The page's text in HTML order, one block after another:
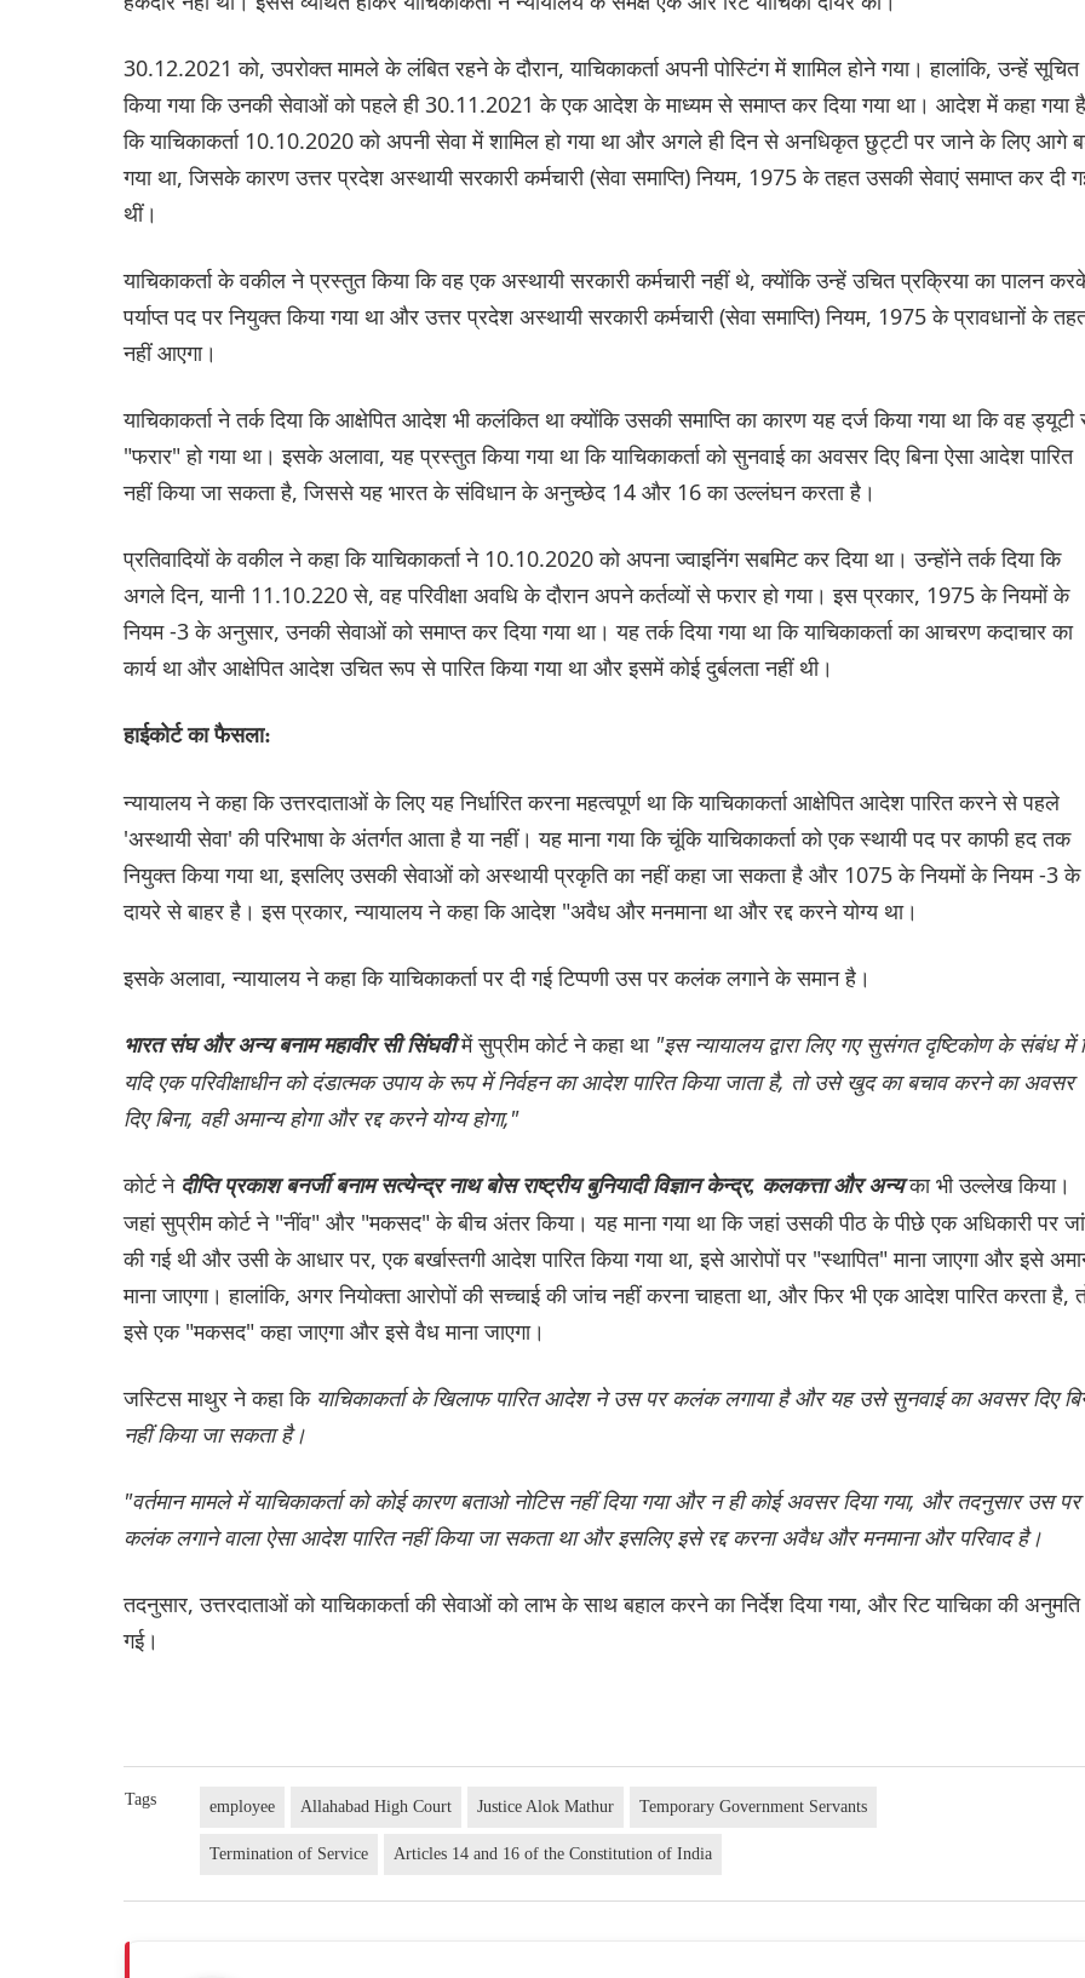
30.12.2021 को, उपरोक्त मामले के लंबित रहने के दौरान, याचिकाकर्ता अपनी पोस्टिंग में शामिल होने गया। हालांकि, उन्हें सूचित
किया गया कि उनकी सेवाओं को पहले ही 30.11.2021 के एक आदेश के माध्यम से समाप्त कर दिया गया था। आदेश में कहा गया है
कि याचिकाकर्ता 10.10.2020 को अपनी सेवा में शामिल हो गया था और अगले ही दिन से अनधिकृत छुट्टी पर जाने के लिए आगे
गया था, जिसके कारण उत्तर प्रदेश अस्थायी सरकारी कर्मचारी (सेवा समाप्ति) नियम, 1975 के तहत उसकी सेवाएं समाप्त कर दी
थीं।
याचिकाकर्ता के वकील ने प्रस्तुत किया कि वह एक अस्थायी सरकारी कर्मचारी नहीं थे, क्योंकि उन्हें उचित प्रक्रिया का पालन
पर्याप्त पद पर नियुक्त किया गया था और उत्तर प्रदेश अस्थायी सरकारी कर्मचारी (सेवा समाप्ति) नियम, 1975 के प्रावधानों के
नहीं आएगा।
याचिकाकर्ता ने तर्क दिया कि आक्षेपित आदेश भी कलंकित था क्योंकि उसकी समाप्ति का कारण यह दर्ज किया गया था कि वह ड्यूटी
"फरार" हो गया था। इसके अलावा, यह प्रस्तुत किया गया था कि याचिकाकर्ता को सुनवाई का अवसर दिए बिना ऐसा आदेश पारित
नहीं किया जा सकता है, जिससे यह भारत के संविधान के अनुच्छेद 14 और 16 का उल्लंघन करता है।
प्रतिवादियों के वकील ने कहा कि याचिकाकर्ता ने 10.10.2020 को अपना ज्वाइनिंग सबमिट कर दिया था। उन्होंने तर्क दिया कि
अगले दिन, यानी 11.10.220 से, वह परिवीक्षा अवधि के दौरान अपने कर्तव्यों से फरार हो गया। इस प्रकार, 1975 के नियमों के
नियम -3 के अनुसार, उनकी सेवाओं को समाप्त कर दिया गया था। यह तर्क दिया गया था कि याचिकाकर्ता का आचरण कदाचार का
कार्य था और आक्षेपित आदेश उचित रूप से पारित किया गया था और इसमें कोई दुर्बलता नहीं थी।
हाईकोर्ट का फैसला:
न्यायालय ने कहा कि उत्तरदाताओं के लिए यह निर्धारित करना महत्वपूर्ण था कि याचिकाकर्ता आक्षेपित आदेश पारित करने से पहले
'अस्थायी सेवा' की परिभाषा के अंतर्गत आता है या नहीं। यह माना गया कि चूंकि याचिकाकर्ता को एक स्थायी पद पर काफी हद तक
नियुक्त किया गया था, इसलिए उसकी सेवाओं को अस्थायी प्रकृति का नहीं कहा जा सकता है और 1075 के नियमों के नियम -3 के
दायरे से बाहर है। इस प्रकार, न्यायालय ने कहा कि आदेश "अवैध और मनमाना था और रद्द करने योग्य था।
इसके अलावा, न्यायालय ने कहा कि याचिकाकर्ता पर दी गई टिप्पणी उस पर कलंक लगाने के समान है।
भारत संघ और अन्य बनाम महावीर सी सिंघवीमें सुप्रीम कोर्ट ने कहा था "इस न्यायालय द्वारा लिए गए सुसंगत दृष्टिकोण के संबंध में
यदि एक परिवीक्षाधीन को दंडात्मक उपाय के रूप में निर्वहन का आदेश पारित किया जाता है, तो उसे खुद का बचाव करने का अवसर
दिए बिना, वही अमान्य होगा और रद्द करने योग्य होगा,"
कोर्ट ने दीप्ति प्रकाश बनर्जी बनाम सत्येन्द्र नाथ बोस राष्ट्रीय बुनियादी विज्ञान केन्द्र, कलकत्ता और अन्यका भी उल्लेख किया।
जहां सुप्रीम कोर्ट ने "नींव" और "मकसद" के बीच अंतर किया। यह माना गया था कि जहां उसकी पीठ के पीछे एक अधिकारी पर
की गई थी और उसी के आधार पर, एक बर्खास्तगी आदेश पारित किया गया था, इसे आरोपों पर "स्थापित" माना जाएगा और इसे
माना जाएगा। हालांकि, अगर नियोक्ता आरोपों की सच्चाई की जांच नहीं करना चाहता था, और फिर भी एक आदेश पारित करता है,
इसे एक "मकसद" कहा जाएगा और इसे वैध माना जाएगा।
जस्टिस माथुर ने कहा कि याचिकाकर्ता के खिलाफ पारित आदेश ने उस पर कलंक लगाया है और यह उसे सुनवाई का अवसर दिए
नहीं किया जा सकता है।
"वर्तमान मामले में याचिकाकर्ता को कोई कारण बताओ नोटिस नहीं दिया गया और न ही कोई अवसर दिया गया, और तदनुसार उस पर
कलंक लगाने वाला ऐसा आदेश पारित नहीं किया जा सकता था और इसलिए इसे रद्द करना अवैध और मनमाना और परिवाद है।
तदनुसार, उत्तरदाताओं को याचिकाकर्ता की सेवाओं को लाभ के साथ बहाल करने का निर्देश दिया गया, और रिट याचिका की अनुमति
गई।
Tags employee Allahabad High Court Justice Alok Mathur Temporary Government Servants
Termination of Service Articles 14 and 16 of the Constitution of India